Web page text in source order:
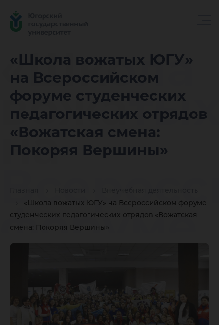
«Школа вожатых ЮГУ»
на Всероссийском
форуме студенческих
педагогических отрядов
«Вожатская смена:
Покоряя Вершины»
«Школа вожатых ЮГУ» на Всероссийском форуме
студенческих педагогических отрядов «Вожатская
смена: Покоряя Вершины»
«Школа
на
форуме